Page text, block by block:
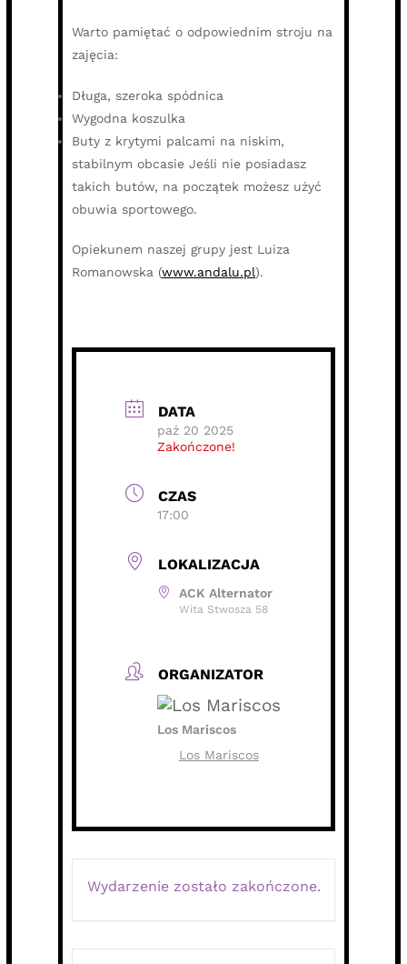
Warto pamiętać o odpowiednim stroju na
zajęcia:
Długa, szeroka spódnica
Wygodna koszulka
Buty z krytymi palcami na niskim,
stabilnym obcasie Jeśli nie posiadasz
takich butów, na początek możesz użyć
obuwia sportowego.
Opiekunem naszej grupy jest Luiza
Romanowska (www.andalu.pl).
DATA
paź 20 2025
Zakończone!
CZAS
17:00
LOKALIZACJA
ACK Alternator
Wita Stwosza 58
ORGANIZATOR
Los Mariscos
Los Mariscos
Wydarzenie zostało zakończone.